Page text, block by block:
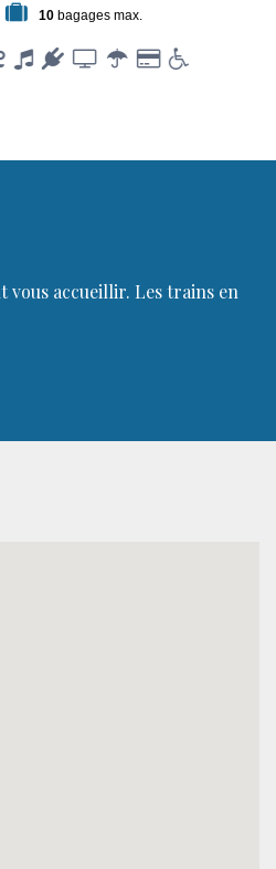
10 bagages max.
vous accueillir. Les trains en